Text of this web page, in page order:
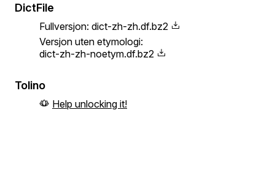
DictFile
Fullversjon: dict-zh-zh.df.bz2
Versjon uten etymologi:
dict-zh-zh-noetym.df.bz2
Tolino
Help unlocking it!